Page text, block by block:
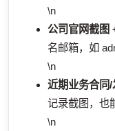
\n
公司官网截图
名邮箱，如
\n
近期业务合同/
记录截图，也
\n